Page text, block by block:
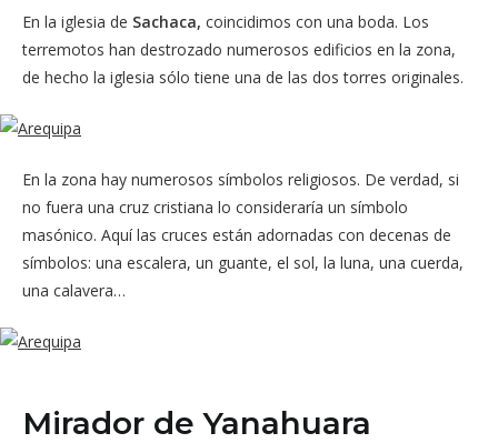
En la iglesia de Sachaca, coincidimos con una boda. Los
terremotos han destrozado numerosos edificios en la zona,
de hecho la iglesia sólo tiene una de las dos torres originales.
En la zona hay numerosos símbolos religiosos. De verdad, si
no fuera una cruz cristiana lo consideraría un símbolo
masónico. Aquí las cruces están adornadas con decenas de
símbolos: una escalera, un guante, el sol, la luna, una cuerda,
una calavera…
Mirador de Yanahuara